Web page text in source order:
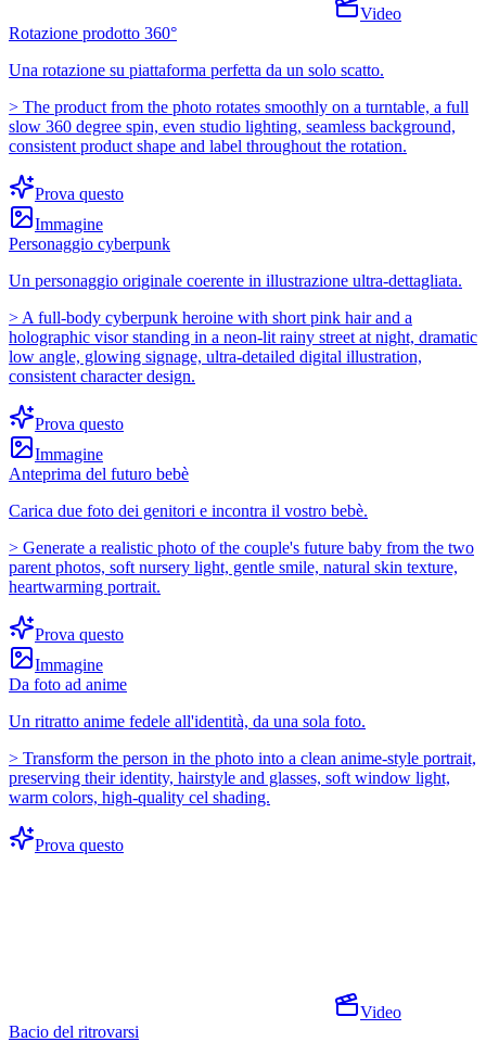
Video
Rotazione prodotto 360°
Una rotazione su piattaforma perfetta da un solo scatto.
> The product from the photo rotates smoothly on a turntable, a full
slow 360 degree spin, even studio lighting, seamless background,
consistent product shape and label throughout the rotation.
Prova questo
Immagine
Personaggio cyberpunk
Un personaggio originale coerente in illustrazione ultra-dettagliata.
> A full-body cyberpunk heroine with short pink hair and a
holographic visor standing in a neon-lit rainy street at night, dramatic
low angle, glowing signage, ultra-detailed digital illustration,
consistent character design.
Prova questo
Immagine
Anteprima del futuro bebè
Carica due foto dei genitori e incontra il vostro bebè.
> Generate a realistic photo of the couple's future baby from the two
parent photos, soft nursery light, gentle smile, natural skin texture,
heartwarming portrait.
Prova questo
Immagine
Da foto ad anime
Un ritratto anime fedele all'identità, da una sola foto.
> Transform the person in the photo into a clean anime-style portrait,
preserving their identity, hairstyle and glasses, soft window light,
warm colors, high-quality cel shading.
Prova questo
Video
Bacio del ritrovarsi